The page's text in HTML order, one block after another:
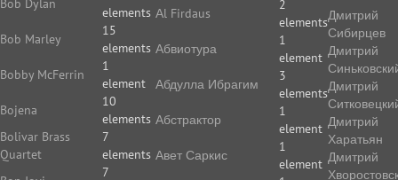
Bob Dylan
elements
Bob Marley
15
elements
Bobby McFerrin
1
element
Bojena
10
elements
Bolivar Brass
Quartet
7
elements
7
Аl Firdaus
2
elements
Абвиотура
1
element
Абдулла Ибрагим
3
elements
Абстрактор
1
element
Авет Саркис
1
element
Дмитрий
Сибирцев
Дмитрий
Дмитрий
Дмитрий
Харатьян
Дмитрий